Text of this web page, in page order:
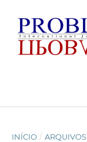
INÍCIO / ARQUIVOS